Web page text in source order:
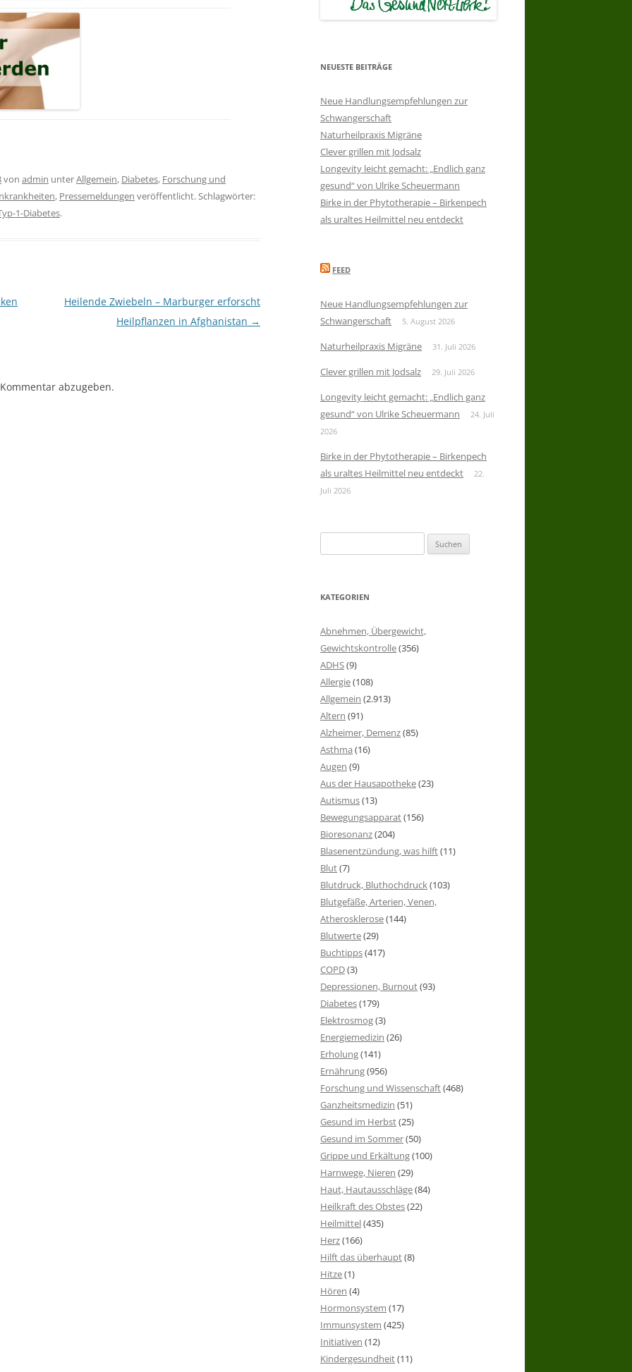
von admin unterAllgemein, Diabetes, Forschung und
, Pressemeldungen veröffentlicht. Schlagwörter:
1-Diabetes.
Heilende Zwiebeln – Marburger erforscht
Heilpflanzen in Afghanistan →
abzugeben.
NEUESTE BEITRÄGE
Neue Handlungsempfehlungen zur
Schwangerschaft
Naturheilpraxis Migräne
Clever grillen mit Jodsalz
Longevity leicht gemacht: „Endlich ganz
gesund“ von Ulrike Scheuermann
Birke in der Phytotherapie – Birkenpech
als uraltes Heilmittel neu entdeckt
FEED
Neue Handlungsempfehlungen zur
Schwangerschaft
5. August 2026
Naturheilpraxis Migräne 31. Juli 2026
Clever grillen mit Jodsalz 29. Juli 2026
Longevity leicht gemacht: „Endlich ganz
gesund“ von Ulrike Scheuermann
24. Juli
2026
Birke in der Phytotherapie – Birkenpech
als uraltes Heilmittel neu entdeckt
22.
Juli 2026
nach:
KATEGORIEN
Abnehmen, Übergewicht,
Gewichtskontrolle(356)
ADHS(9)
Allergie(108)
Allgemein (2.913)
Altern (91)
Alzheimer, Demenz(85)
Asthma (16)
Augen (9)
Aus der Hausapotheke(23)
Autismus(13)
Bewegungsapparat(156)
Bioresonanz(204)
Blasenentzündung, was hilft(11)
Blut(7)
Blutdruck, Bluthochdruck(103)
Blutgefäße, Arterien, Venen,
Atherosklerose(144)
Blutwerte(29)
Buchtipps(417)
COPD(3)
Depressionen, Burnout(93)
Diabetes(179)
Elektrosmog(3)
Energiemedizin (26)
Erholung(141)
Ernährung(956)
Forschung und Wissenschaft(468)
Ganzheitsmedizin (51)
Gesund im Herbst(25)
Gesund im Sommer(50)
Grippe und Erkältung(100)
Harnwege, Nieren (29)
Haut, Hautausschläge(84)
Heilkraft des Obstes(22)
Heilmittel(435)
Herz(166)
Hilft das überhaupt(8)
Hitze(1)
Hören (4)
Hormonsystem (17)
Immunsystem (425)
Initiativen (12)
Kindergesundheit(11)